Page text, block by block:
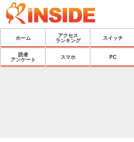
ホーム
アクセス
ランキング
スイッチ
読者
アンケート
スマホ PC